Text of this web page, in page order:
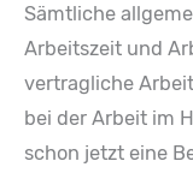
Sämtliche
Arbeitszeit und
vertragliche
bei der Arbeit im
schon jetzt eine